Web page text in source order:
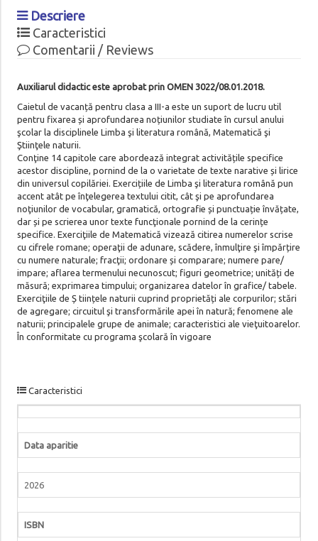
Descriere
Caracteristici
Comentarii / Reviews
Auxiliarul didactic este aprobat prin OMEN 3022/08.01.2018.
Caietul de vacanță pentru clasa a III-a este un suport de lucru util
pentru fixarea și aprofundarea noțiunilor studiate în cursul anului
şcolar la disciplinele Limba şi literatura română, Matematică şi
Ştiinţele naturii.
Conţine 14 capitole care abordează integrat activitățile specifice
acestor discipline, pornind de la o varietate de texte narative și lirice
din universul copilăriei. Exercițiile de Limba şi literatura română pun
accent atât pe înţelegerea textului citit, cât şi pe aprofundarea
noţiunilor de vocabular, gramatică, ortografie și punctuație învățate,
dar și pe scrierea unor texte funcţionale pornind de la cerințe
specifice. Exerciţiile de Matematică vizează citirea numerelor scrise
cu cifrele romane; operaţii de adunare, scădere, înmulţire şi împărțire
cu numere naturale; fracţii; ordonare și comparare; numere pare/
impare; aflarea termenului necunoscut; figuri geometrice; unități de
măsură; exprimarea timpului; organizarea datelor în grafice/ tabele.
Exerciţiile de Ș tiințele naturii cuprind proprietăți ale corpurilor; stări
de agregare; circuitul şi transformările apei în natură; fenomene ale
naturii; principalele grupe de animale; caracteristici ale vieţuitoarelor.
În conformitate cu programa şcolară în vigoare
Caracteristici
Data aparitie
2026
ISBN